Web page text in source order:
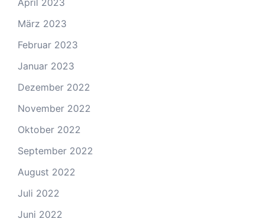
April 2023
März 2023
Februar 2023
Januar 2023
Dezember 2022
November 2022
Oktober 2022
September 2022
August 2022
Juli 2022
Juni 2022